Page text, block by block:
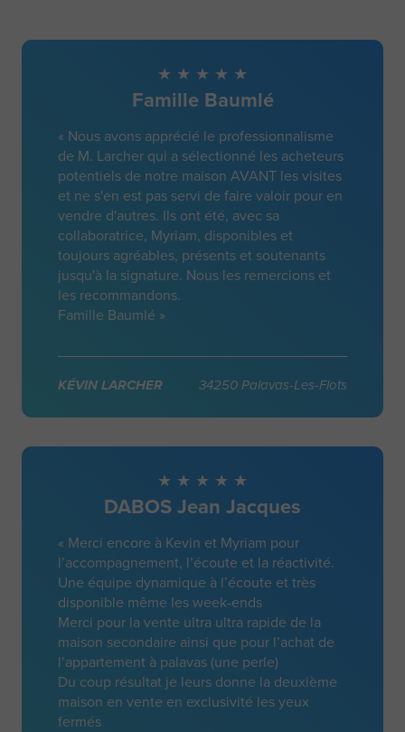
Famille Baumlé
« Nous avons apprécié le professionnalisme
de M. Larcher qui a sélectionné les acheteurs
potentiels de notre maison AVANT les visites
et ne s'en est pas servi de faire valoir pour en
vendre d'autres. Ils ont été, avec sa
collaboratrice, Myriam, disponibles et
toujours agréables, présents et soutenants
jusqu'à la signature. Nous les remercions et
les recommandons.
Famille Baumlé »
KÉVIN LARCHER 34250 Palavas-Les-Flots
DABOS Jean Jacques
« Merci encore à Kevin et Myriam pour
l’accompagnement, l’écoute et la réactivité.
Une équipe dynamique à l’écoute et très
disponible même les week-ends
Merci pour la vente ultra ultra rapide de la
maison secondaire ainsi que pour l’achat de
l’appartement à palavas (une perle)
Du coup résultat je leurs donne la deuxième
maison en vente en exclusivité les yeux
fermés